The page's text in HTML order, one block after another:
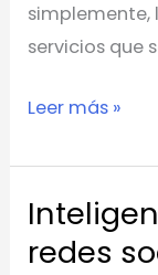
simplemente,
servicios que
Leer más »
redes
Inteligencia
Artificial